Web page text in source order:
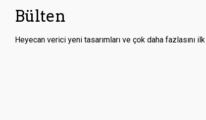
Bülten
Heyecan verici yeni tasarımları ve çok daha fazlasını